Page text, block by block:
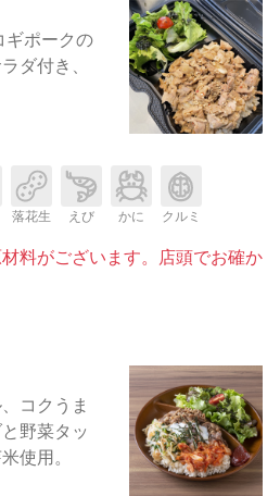
ギポークの
ダ付き、
落花生 えび かに クルミ
料がございます。店頭でお確か
コクうま
野菜タッ
使用。